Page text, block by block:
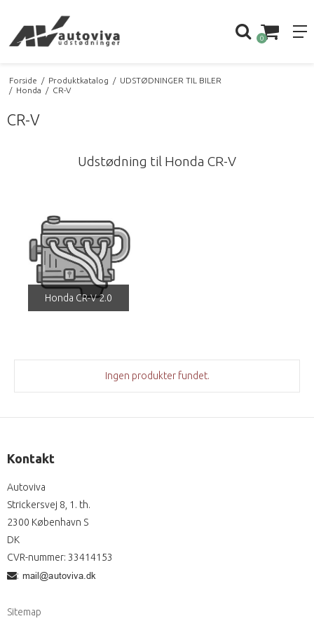
0
Forside / Produktkatalog / UDSTØDNINGER TIL BILER
/ Honda / CR-V
CR-V
Udstødning til Honda CR-V
Honda CR-V 2.0
Ingen produkter fundet.
Kontakt
Autoviva
Strickersvej 8, 1. th.
2300 København S
DK
CVR-nummer: 33414153
:
Sitemap